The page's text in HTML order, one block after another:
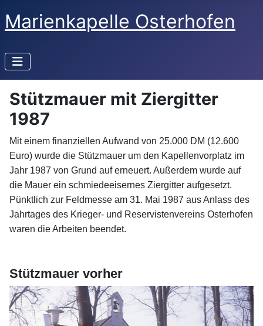
Marienkapelle Osterhofen
Stützmauer mit Ziergitter
1987
Mit einem finanziellen Aufwand von 25.000 DM (12.600
Euro) wurde die Stützmauer um den Kapellenvorplatz im
Jahr 1987 von Grund auf erneuert. Außerdem wurde auf
die Mauer ein schmiedeeisernes Ziergitter aufgesetzt.
Pünktlich zur Feldmesse am 31. Mai 1987 aus Anlass des
Jahrtages des Krieger- und Reservistenvereins Osterhofen
waren die Arbeiten beendet.
Stützmauer vorher